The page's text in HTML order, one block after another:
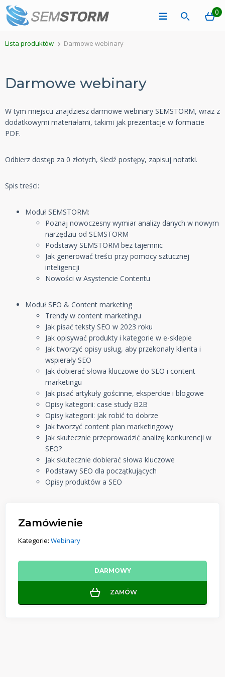
0
Lista produktów Darmowe webinary
Darmowe webinary
W tym miejscu znajdziesz darmowe webinary SEMSTORM, wraz z
dodatkowymi materiałami, takimi jak prezentacje w formacie
PDF.
Odbierz dostęp za 0 złotych, śledź postępy, zapisuj notatki.
Spis treści:
Moduł SEMSTORM:
Poznaj nowoczesny wymiar analizy danych w nowym
narzędziu od SEMSTORM
Podstawy SEMSTORM bez tajemnic
Jak generować treści przy pomocy sztucznej
inteligencji
Nowości w Asystencie Contentu
Moduł SEO & Content marketing
Trendy w content marketingu
Jak pisać teksty SEO w 2023 roku
Jak opisywać produkty i kategorie w e-sklepie
Jak tworzyć opisy usług, aby przekonały klienta i
wspierały SEO
Jak dobierać słowa kluczowe do SEO i content
marketingu
Jak pisać artykuły gościnne, eksperckie i blogowe
Opisy kategorii: case study B2B
Opisy kategorii: jak robić to dobrze
Jak tworzyć content plan marketingowy
Jak skutecznie przeprowadzić analizę konkurencji w
SEO?
Jak skutecznie dobierać słowa kluczowe
Podstawy SEO dla początkujących
Opisy produktów a SEO
Zamówienie
Kategorie: Webinary
DARMOWY
ZAMÓW